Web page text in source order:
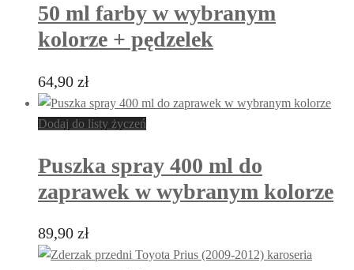
50 ml farby w wybranym
kolorze + pędzelek
64,90 zł
Dodaj do listy życzeń
Puszka spray 400 ml do
zaprawek w wybranym kolorze
89,90 zł